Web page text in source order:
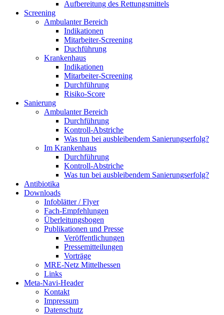
Aufbereitung des Rettungsmittels
Screening
Ambulanter Bereich
Indikationen
Mitarbeiter-Screening
Duchführung
Krankenhaus
Indikationen
Mitarbeiter-Screening
Durchführung
Risiko-Score
Sanierung
Ambulanter Bereich
Durchführung
Kontroll-Abstriche
Was tun bei ausbleibendem Sanierungserfolg?
Im Krankenhaus
Durchführung
Kontroll-Abstriche
Was tun bei ausbleibendem Sanierungserfolg?
Antibiotika
Downloads
Infoblätter / Flyer
Fach-Empfehlungen
Überleitungsbogen
Publikationen und Presse
Veröffentlichungen
Pressemitteilungen
Vorträge
MRE-Netz Mittelhessen
Links
Meta-Navi-Header
Kontakt
Impressum
Datenschutz